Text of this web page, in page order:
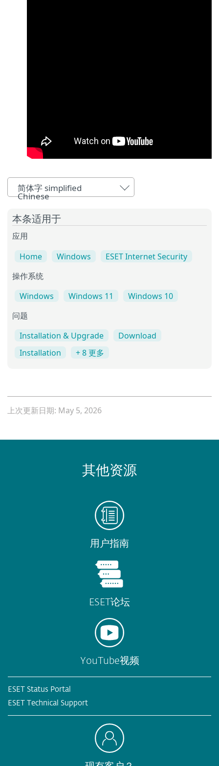
简体字 simplified
Chinese
本条适用于
应用
Home Windows ESET Internet Security
操作系统
Windows Windows 11 Windows 10
问题
Installation & Upgrade
Download
Installation
+ 8 更多
上次更新日期: May 5, 2026
其他资源
用户指南
ESET论坛
YouTube视频
ESET Status Portal
ESET Technical Support